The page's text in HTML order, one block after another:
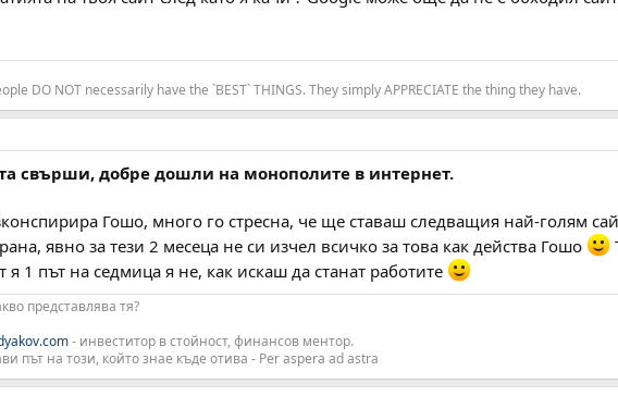
DO NOT necessarily have the `BEST` THINGS. They simply APPRECIATE the thing they have.
свърши, добре дошли на монополите в интернет.
Гошо, много го стресна, че ще ставаш следващия най-голям
явно за тези 2 месеца не си изчел всичко за това как действа Гошо
я 1 път на седмица я не, как искаш да станат работите
представлява тя?
- инвеститор в стойност, финансов ментор.
път на този, който знае къде отива - Per aspera ad astra